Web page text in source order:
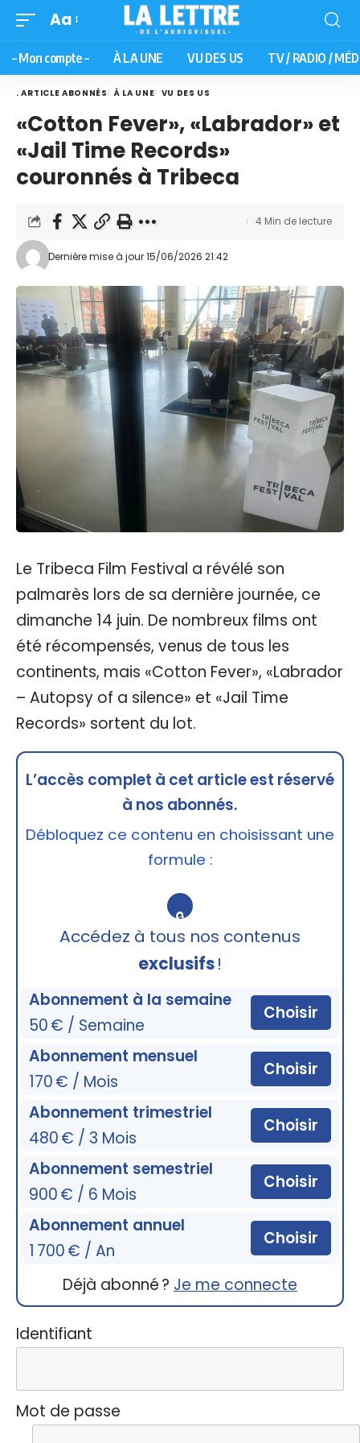
Aa
– Mon compte – À LA UNE VU DES US TV / RADIO /
. ARTICLE ABONNÉS À LA UNE VU DES US
«Cotton Fever», «Labrador» et
«Jail Time Records»
couronnés à Tribeca
Dernière mise à jour 15/06/2026 21:42
4 Min de lecture
Le Tribeca Film Festival a révélé son
palmarès lors de sa dernière journée, ce
dimanche 14 juin. De nombreux films ont
été récompensés, venus de tous les
continents, mais «Cotton Fever», «Labrador
– Autopsy of a silence» et «Jail Time
Records» sortent du lot.
L’accès complet à cet article est réservé
à nos abonnés.
Débloquez ce contenu en choisissant une
formule :
🔒
Accédez à tous nos contenus
exclusifs!
Abonnement à la semaine
50 € / Semaine
Choisir
Abonnement mensuel
170 € / Mois
Choisir
Abonnement trimestriel
480 € / 3 Mois
Choisir
Abonnement semestriel
900 € / 6 Mois
Choisir
Abonnement annuel
1 700 € / An
Choisir
Déjà abonné ? Je me connecte
Identifiant
Mot de passe